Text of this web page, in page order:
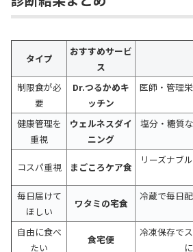
タイプ
おすすめサービ
ス
制限食が必
要
Dr.つるかめキ
ッチン
医師・管理
健康管理を
重視
ウェルネスダイ
ニング
塩分・糖質
コスパ重視 まごころケア食
リーズナブ
毎日届けて
ほしい
ワタミの宅食
冷蔵で毎日
自由に食べ
たい
食宅便
冷凍保存で